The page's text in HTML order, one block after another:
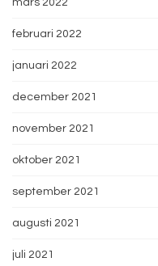
mars 2022
februari 2022
januari 2022
december 2021
november 2021
oktober 2021
september 2021
augusti 2021
juli 2021